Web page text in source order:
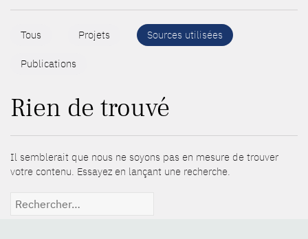
Tous Projets Sources utilisées
Publications
Rien de trouvé
Il semblerait que nous ne soyons pas en mesure de trouver
votre contenu. Essayez en lançant une recherche.
Rechercher :